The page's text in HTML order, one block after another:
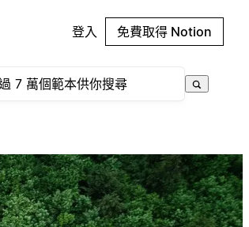
登入 免費取得 Notion